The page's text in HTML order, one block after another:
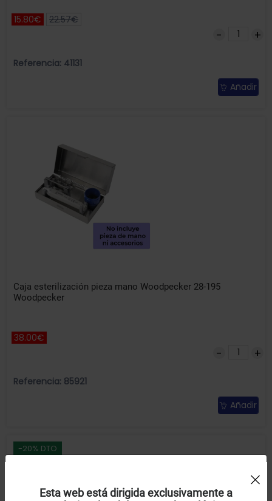
15.80€ 22.57€
Referencia: 41131
Añadir
Caja esterilización pieza mano Woodpecker 28-195
Woodpecker
38.00€
Referencia: 85921
Añadir
-20% DTO
Esta web está dirigida exclusivamente a